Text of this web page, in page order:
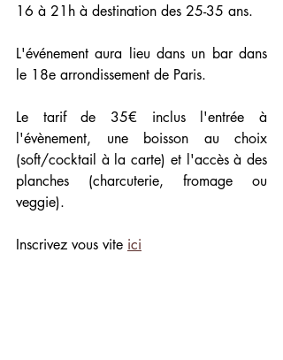
16 à 21h à destination des 25-35 ans.
L'événement aura lieu dans un bar dans
le 18e arrondissement de Paris.
Le tarif de 35€ inclus l'entrée à
l'évènement, une boisson au choix
(soft/cocktail à la carte) et l'accès à des
planches (charcuterie, fromage ou
veggie).
Inscrivez vous vite ici